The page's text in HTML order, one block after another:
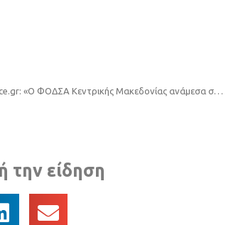
www.otavoice.gr: «Ο ΦΟΔΣΑ Κεντρικής Μακεδονίας ανάμεσα στις καλές πρακτικές του INTERREG EUROPE»
την είδηση